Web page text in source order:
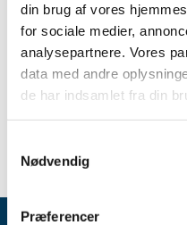
din brug af vores
for sociale medier,
analysepartnere. Vores
data med andre
de har indsamlet fra din
Nødvendig
Præferencer
Emner
Apotekerbevillinger
Udnævnelser til